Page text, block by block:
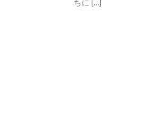
ちに […]